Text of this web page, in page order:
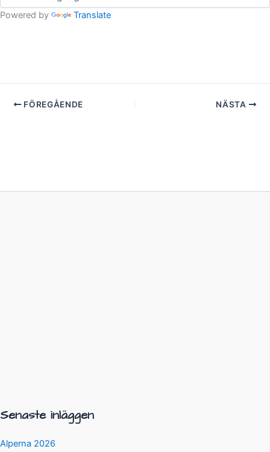
Powered by Translate
FÖREGÅENDE NÄSTA
Senaste inläggen
Alperna 2026